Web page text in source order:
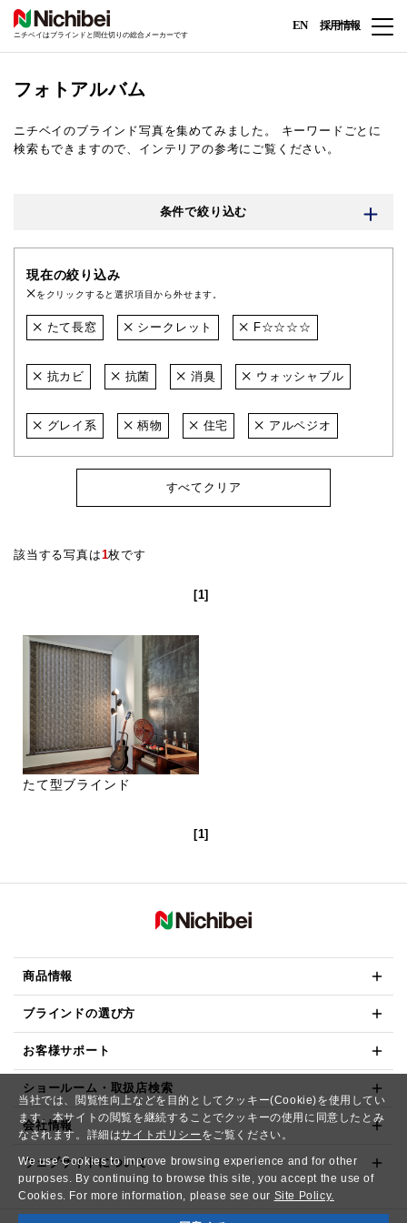
当社では、閲覧性向上などを目的としてクッキー(Cookie)を使用してい
ます。本サイトの閲覧を継続することでクッキーの使用に同意したとみ
なされます。詳細はサイトポリシー をご覧ください。
We use Cookies to improve browsing experience and for other
purposes. By continuing to browse this site, you accept the use of
Cookies. For more information, please see our Site Policy.
ニチベイはブラインドと間仕切りの総合メーカーです
EN 採用情報
フォトアルバム
ニチベイのブラインド写真を集めてみました。
キーワードごとに
検索もできますので、インテリアの参考にご覧ください。
条件で絞り込む
現在の絞り込み
をクリックすると選択項目から外せます。
たて長窓 シークレット F☆☆☆☆
抗カビ 抗菌 消臭 ウォッシャブル
グレイ系 柄物 住宅 アルペジオ
すべてクリア
該当する写真は1枚です
[1]
たて型ブラインド
[1]
商品情報
ブラインドの選び方
お客様サポート
ショールーム・取扱店検索
会社情報
ウェブサイトについて